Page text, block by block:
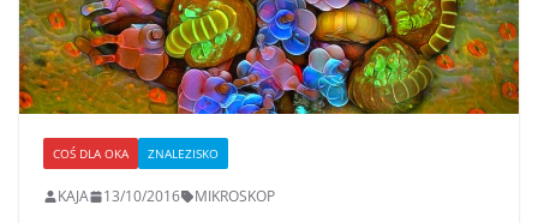
COŚ DLA OKA ZNALEZISKO
KAJA 13/10/2016 MIKROSKOP